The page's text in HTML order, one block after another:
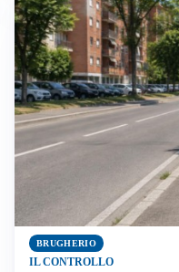
BRUGHERIO
IL CONTROLLO